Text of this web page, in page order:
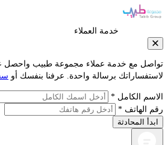
خدمة العملاء
مع خدمة عملاء مجموعة طبيب واحصل على
برسالة واحدة. عرفنا بنفسك أوسجل
الكامل *
الهاتف *
المحادثة